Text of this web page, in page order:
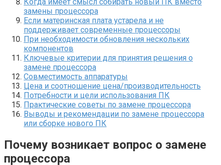
замены процессора
Если материнская плата устарела и не
поддерживает современные процессоры
При необходимости обновления нескольких
компонентов
Ключевые критерии для принятия решения о
замене процессора
Совместимость аппаратуры
Цена и соотношение цена/производительность
Потребности и цели использования ПК
Практические советы по замене процессора
Выводы и рекомендации по замене процессора
или сборке нового ПК
Почему возникает вопрос о замене
процессора